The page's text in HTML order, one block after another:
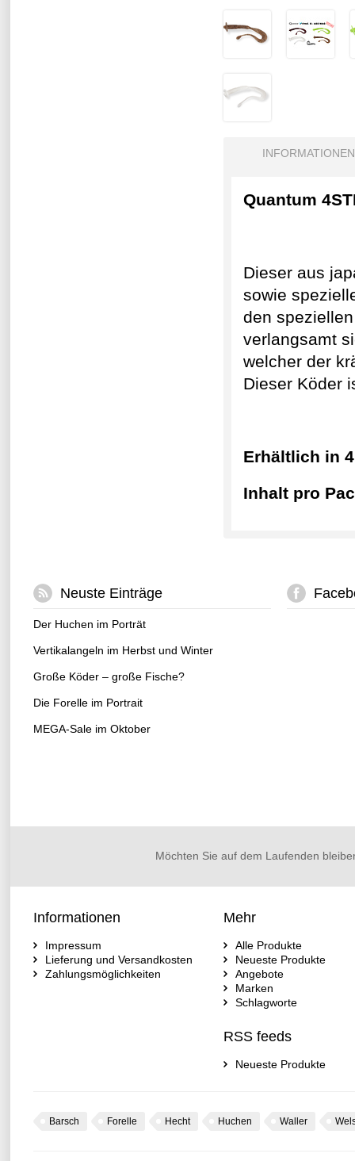
INFORMATIONEN
Quantum
Dieser aus
sowie
den
verlangsamt
welcher der
Dieser Köder
Erhältlich in
Inhalt pro
Neuste Einträge
Der Huchen im Porträt
Vertikalangeln im Herbst und Winter
Große Köder – große Fische?
Die Forelle im Portrait
MEGA-Sale im Oktober
Möchten Sie auf dem Laufenden
Informationen
Impressum
Lieferung und Versandkosten
Zahlungsmöglichkeiten
Mehr
Alle Produkte
Neueste Produkte
Angebote
Marken
Schlagworte
RSS feeds
Neueste Produkte
Barsch Forelle Hecht Huchen Waller